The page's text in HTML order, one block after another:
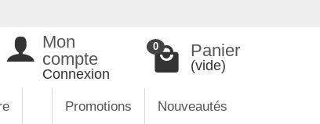
Mon
compte
Connexion
0 Panier
(vide)
Promotions Nouveautés